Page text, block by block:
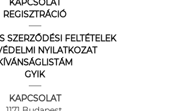
KAPCSOLAT
REGISZTRÁCIÓ
SZERZŐDÉSI FELTÉTELEK
NYILATKOZAT
GYIK
KAPCSOLAT